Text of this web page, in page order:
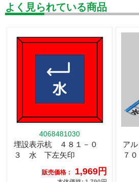
よく見られている商品
4068481030
埋設表示杭 ４８１－０
３ 水 下左矢印
販売価格： 1,969円
ア
７